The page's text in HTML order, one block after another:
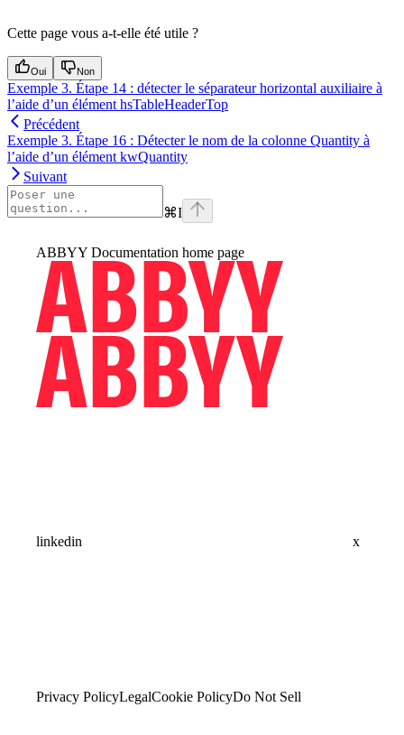
Cette page vous a-t-elle été utile ?
Oui Non
Exemple 3. Étape 14 : détecter le séparateur horizontal auxiliaire à
l’aide d’un élément hsTableHeaderTop
Précédent
Exemple 3. Étape 16 : Détecter le nom de la colonne Quantity à
l’aide d’un élément kwQuantity
Suivant
⌘I
ABBYY Documentation home page
linkedin x
Privacy PolicyLegalCookie PolicyDo Not Sell